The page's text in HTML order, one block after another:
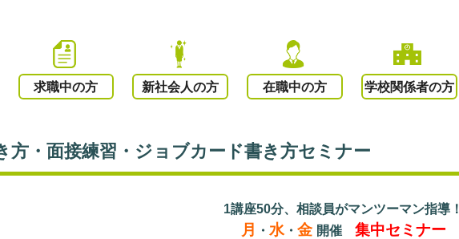
求職中の方 新社会人の方 在職中の方 学校関係者の方
方・面接練習・ジョブカード書き方セミナー
1講座50分、相談員がマンツーマン指導！
月 ・ 水・ 金 開催 集中セミナー